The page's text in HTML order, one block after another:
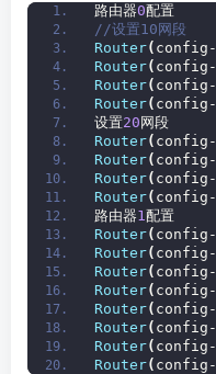
路由器0配置
//设置10网段
Router( config-
Router( config-
Router( config-
Router( config-
设置20 网段
Router( config-
Router( config-
Router( config-
Router( config-
路由器1 配置
Router( config-
Router( config-
Router( config-
Router( config-
Router( config-
Router( config-
Router( config-
Router( config-